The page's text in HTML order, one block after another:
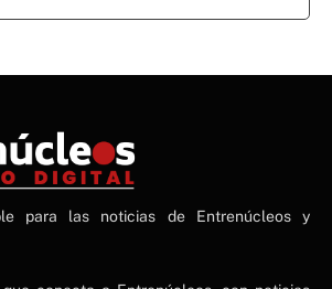
para las noticias de Entrenúcleos y